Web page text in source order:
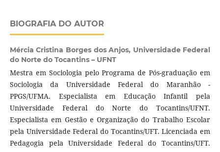
BIOGRAFIA DO AUTOR
Mércia Cristina Borges dos Anjos, Universidade Federal
do Norte do Tocantins – UFNT
Mestra em Sociologia pelo Programa de Pós-graduação em
Sociologia da Universidade Federal do Maranhão -
PPGS/UFMA. Especialista em Educação Infantil pela
Universidade Federal do Norte do Tocantins/UFNT.
Especialista em Gestão e Organização do Trabalho Escolar
pela Universidade Federal do Tocantins/UFT. Licenciada em
Pedagogia pela Universidade Federal do Tocantins/UFT.